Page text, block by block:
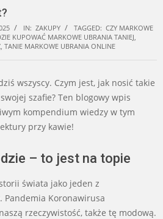
IN: ZAKUPY TAGGED: CZY MARKOWE
KUPOWAĆ MARKOWE UBRANIA TANIEJ
TANIE MARKOWE UBRANIA ONLINE
wszyscy. Czym jest, jak nosić takie
szafie? Ten blogowy wpis
kompendium wiedzy w tym
przy kawie!
– to jest na topie
świata jako jeden z
Koronawirusa
rzeczywistość, także tę modową.